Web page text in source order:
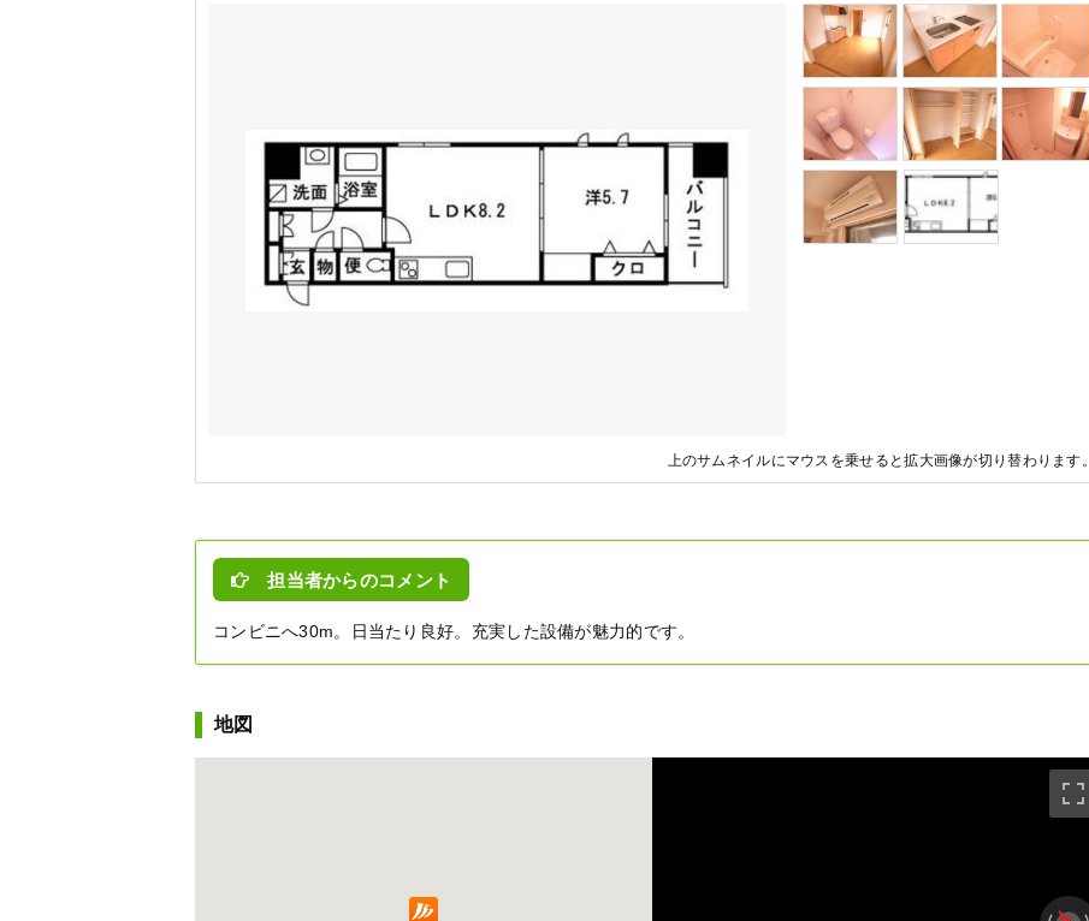
上のサムネイルにマウスを乗せると拡大画像が切り替わります。
担当者からのコメント
コンビニへ30m。日当たり良好。充実した設備が魅力的です。
地図